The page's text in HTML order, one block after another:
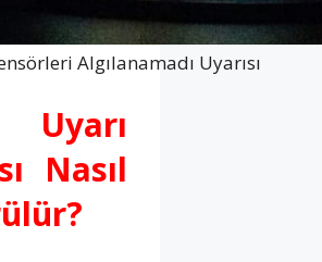
Algılanamadı Uyarısı
Uyarı
Nasıl